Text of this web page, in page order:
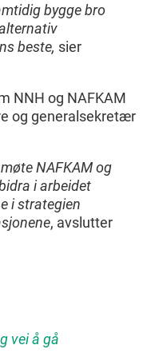
bygge bro
beste, sier
NNH og NAFKAM
og generalsekretær
NAFKAM og
i arbeidet
i strategien
, avslutter
vei å gå